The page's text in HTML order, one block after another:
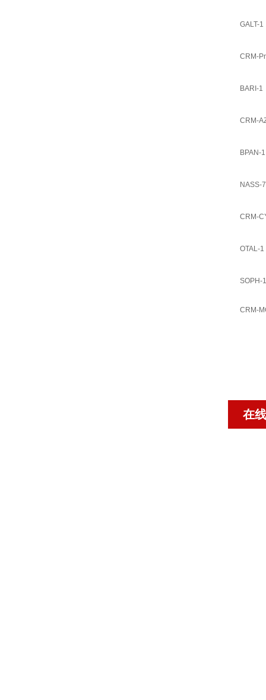
GALT-1
CRM-
BARI-1
CRM-
BPAN-1
NASS-7
CRM-
OTAL-1
SOPH-1
CRM-
在